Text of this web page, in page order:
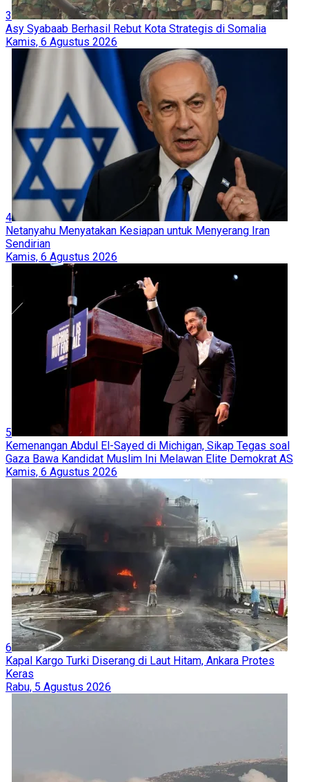
3
Asy Syabaab Berhasil Rebut Kota Strategis di Somalia
Kamis, 6 Agustus 2026
4
Netanyahu Menyatakan Kesiapan untuk Menyerang Iran
Sendirian
Kamis, 6 Agustus 2026
5
Kemenangan Abdul El-Sayed di Michigan, Sikap Tegas soal
Gaza Bawa Kandidat Muslim Ini Melawan Elite Demokrat AS
Kamis, 6 Agustus 2026
6
Kapal Kargo Turki Diserang di Laut Hitam, Ankara Protes
Keras
Rabu, 5 Agustus 2026